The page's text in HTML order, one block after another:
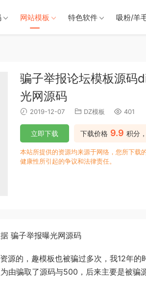
网站模板 特色软件 吸粉/羊
骗子举报论坛模板源码
光网源码
2019-12-07 DZ模板 401
下载价格 9.9 积分
立即下载
本站所提供的资源均来源于网络，您所下载
健康性所引起的争议和法律责任。
骗子举报曝光网源码
源的，趣模板也被骗过多次，我12年的
由骗取了源码与500，后来主要是被骗